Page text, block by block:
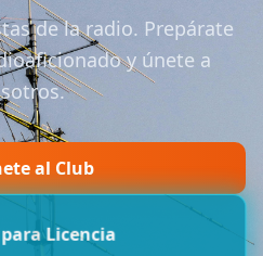
de la radio. Prepárate
y únete a
al Club
Licencia